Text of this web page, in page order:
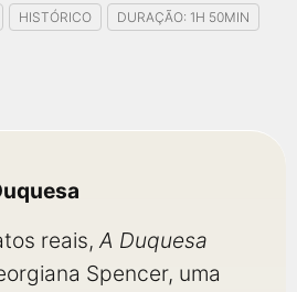
HISTÓRICO DURAÇÃO: 1H 50MIN
reais,A Duquesa
Spencer, uma